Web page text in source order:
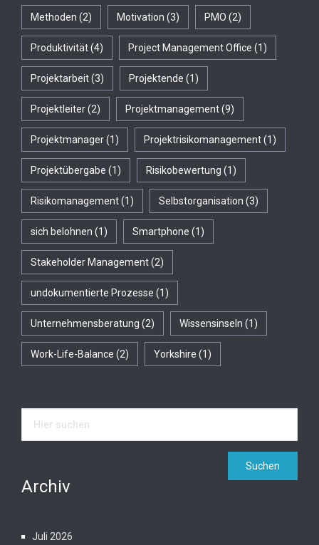
Methoden (2) Motivation (3) PMO (2)
Produktivität(4) Project Management Office (1)
Projektarbeit(3) Projektende (1)
Projektleiter(2) Projektmanagement(9)
Projektmanager(1) Projektrisikomanagement(1)
Projektübergabe (1) Risikobewertung (1)
Risikomanagement(1) Selbstorganisation (3)
sich belohnen (1) Smartphone (1)
Stakeholder Management(2)
undokumentierte Prozesse (1)
Unternehmensberatung (2) Wissensinseln (1)
Work-Life-Balance (2) Yorkshire (1)
Archiv
Juli 2026